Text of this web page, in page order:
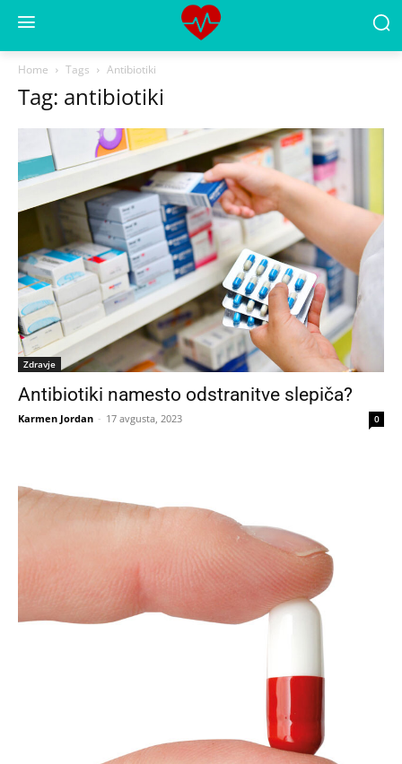
Home Tags Antibiotiki
Tag: antibiotiki
Zdravje
Antibiotiki namesto odstranitve slepiča?
Karmen Jordan - 17 avgusta, 2023 0